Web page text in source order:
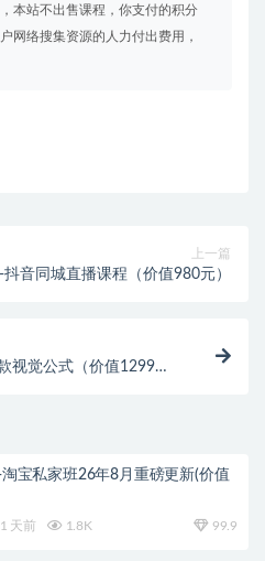
本站不出售课程，你支付的积分
网络搜集资源的人力付出费用，
上一篇
抖音同城直播课程（价值980元）
视觉公式（价值1299
宝私家班26年8月重磅更新(价值
1 天前 1.8K 99.9